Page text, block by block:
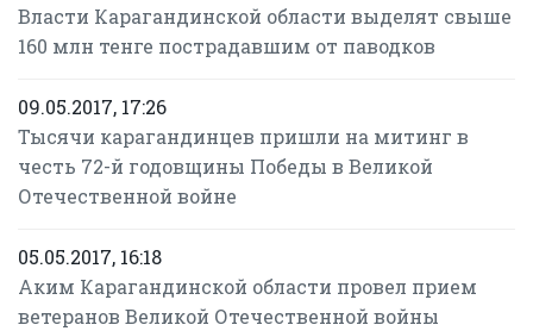
Власти Карагандинской области выделят свыше
160 млн тенге пострадавшим от паводков
09.05.2017, 17:26
Тысячи карагандинцев пришли на митинг в
честь 72-й годовщины Победы в Великой
Отечественной войне
05.05.2017, 16:18
Аким Карагандинской области провел прием
ветеранов Великой Отечественной войны